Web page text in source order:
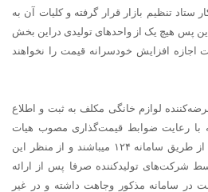
ستاد تنظیم بازار قرار گرفته و کلیات آن به
پس هیچ یک از واحدهای تولیدی دراین بخش
اجازه افزایش خودسرانه قیمت را نخواهند
لوازم خانگی مکلف به ثبت و اطلاع
رعایت ضوابط قیمت‌گذاری مصوب هیات
تعیین و تثبیت قیمتها تعیین شده از طریق سامانه ۱۲۴ میباشند و از منظر این
شرکت‌های تولیدکننده صرفا پس از ارائه
در سامانه مذکور وجاهت داشته و در غیر